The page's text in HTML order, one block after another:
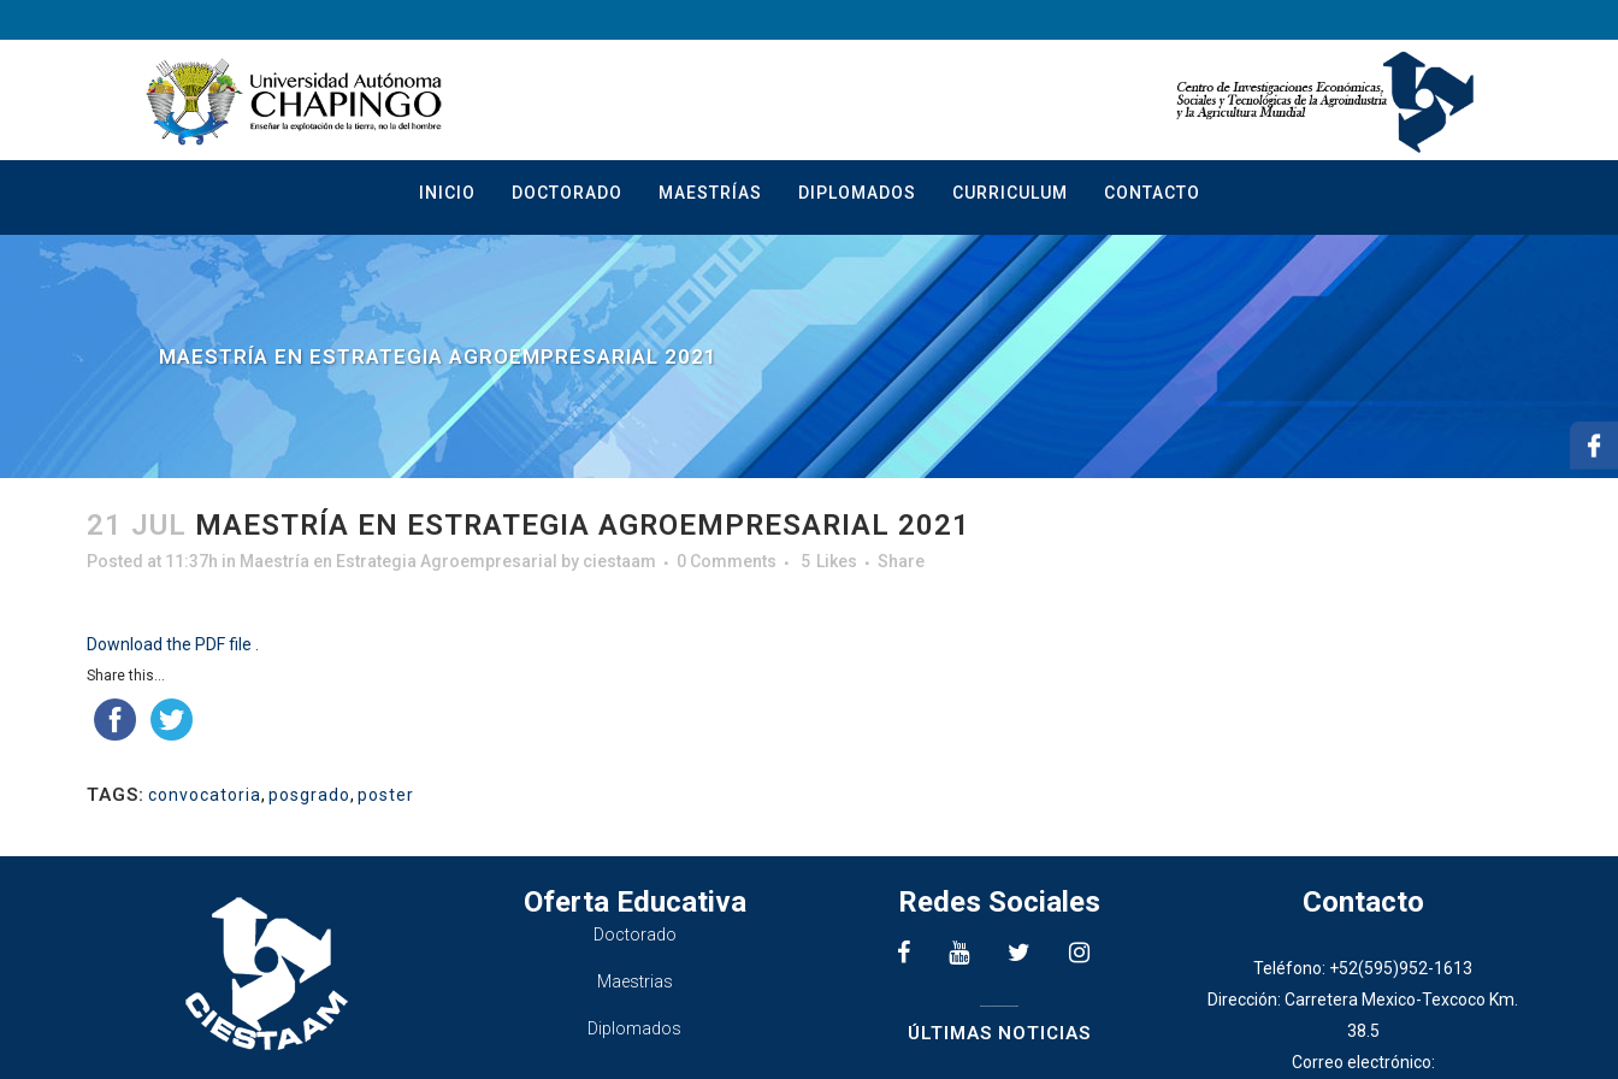
INICIO DOCTORADO MAESTRÍAS DIPLOMADOS CURRICULUM CONTACTO
MAESTRÍA EN ESTRATEGIA AGROEMPRESARIAL 2021
21 JUL MAESTRÍA EN ESTRATEGIA AGROEMPRESARIAL 2021
Posted at 11:37h in Maestría en Estrategia Agroempresarial by ciestaam 0 Comments 5 Likes Share
Download the PDF file .
Share this...
TAGS: convocatoria, posgrado, poster
Oferta Educativa
Doctorado
Maestrias
Diplomados
Redes Sociales
ÚLTIMAS NOTICIAS
Contacto
Teléfono: +52(595)952-1613
Dirección: Carretera Mexico-Texcoco Km.
38.5
Correo electrónico: